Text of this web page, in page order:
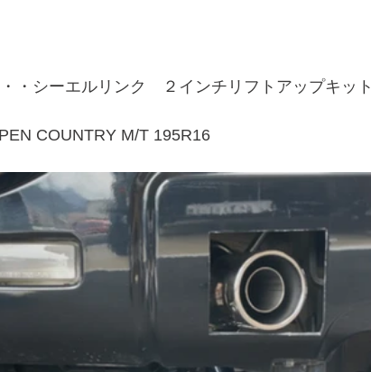
・・シーエルリンク　２インチリフトアップキット
COUNTRY M/T 195R16